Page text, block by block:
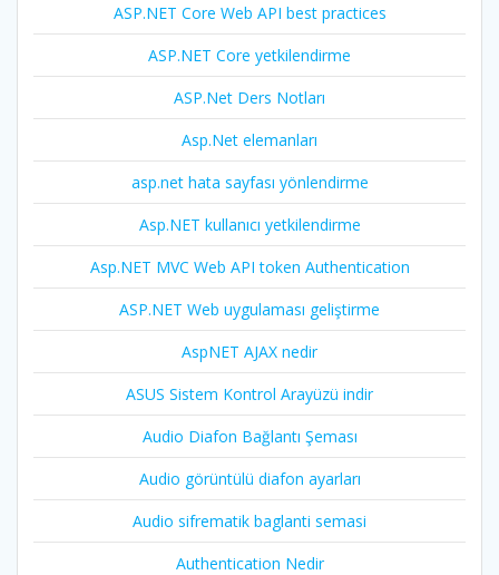
ASP.NET Core Web API best practices
ASP.NET Core yetkilendirme
ASP.Net Ders Notları
Asp.Net elemanları
asp.net hata sayfası yönlendirme
Asp.NET kullanıcı yetkilendirme
Asp.NET MVC Web API token Authentication
ASP.NET Web uygulaması geliştirme
AspNET AJAX nedir
ASUS Sistem Kontrol Arayüzü indir
Audio Diafon Bağlantı Şeması
Audio görüntülü diafon ayarları
Audio sifrematik baglanti semasi
Authentication Nedir